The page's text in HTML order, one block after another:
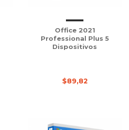
Office 2021
Professional Plus 5
Dispositivos
$89,82